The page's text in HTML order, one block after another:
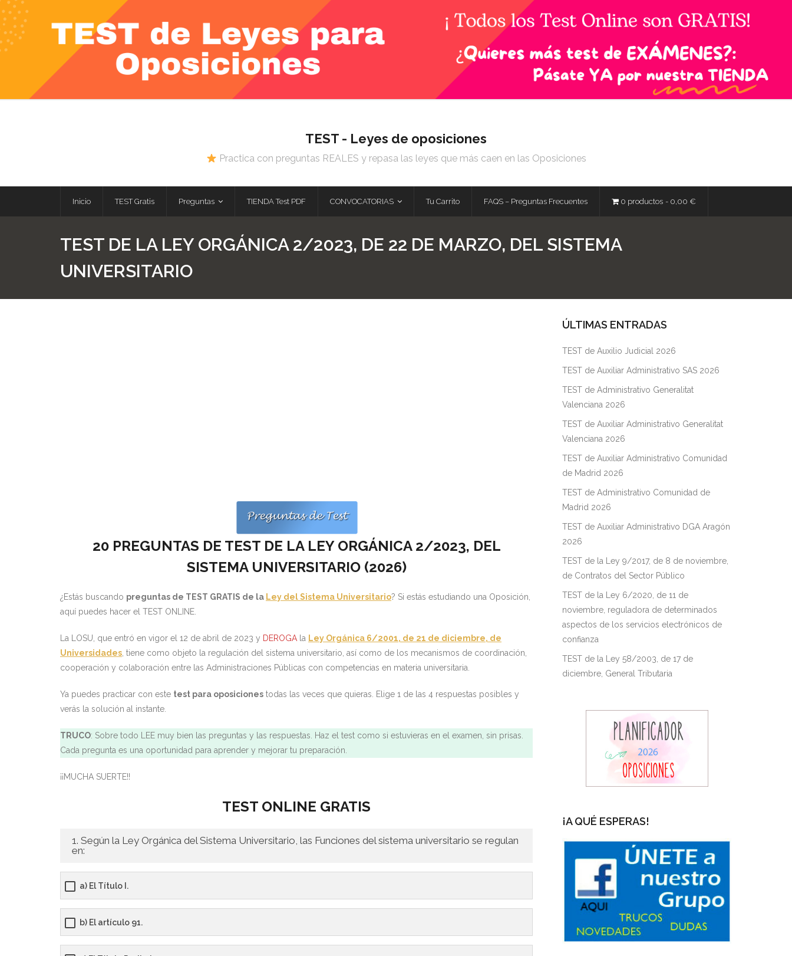
Skip
to
content
TEST - Leyes de oposiciones
Practica con preguntas REALES y repasa las leyes que más caen en las Oposiciones
Inicio TEST Gratis Preguntas TIENDA Test PDF CONVOCATORIAS Tu Carrito FAQS – Preguntas Frecuentes 0 productos 0,00 €
TEST DE LA LEY ORGÁNICA 2/2023, DE 22 DE MARZO, DEL SISTEMA
UNIVERSITARIO
20 PREGUNTAS DE TEST DE LA LEY ORGÁNICA 2/2023, DEL
SISTEMA UNIVERSITARIO (2026)
¿Estás buscando preguntas de TEST GRATIS de la Ley del Sistema Universitario? Si estás estudiando una Oposición,
aquí puedes hacer el TEST ONLINE.
La LOSU, que entró en vigor el 12 de abril de 2023 y DEROGA la Ley Orgánica 6/2001, de 21 de diciembre, de
Universidades , tiene como objeto la regulación del sistema universitario, así como de los mecanismos de coordinación,
cooperación y colaboración entre las Administraciones Públicas con competencias en materia universitaria.
Ya puedes practicar con este test para oposiciones todas las veces que quieras. Elige 1 de las 4 respuestas posibles y
verás la solución al instante.
TRUCO: Sobre todo LEE muy bien las preguntas y las respuestas. Haz el test como si estuvieras en el examen, sin prisas.
Cada pregunta es una oportunidad para aprender y mejorar tu preparación.
¡¡MUCHA SUERTE!!
TEST ONLINE GRATIS
1. Según la Ley Orgánica del Sistema Universitario, las Funciones del sistema universitario se regulan
en:
a) El Título I.
b) El artículo 91.
ÚLTIMAS ENTRADAS
TEST de Auxilio Judicial 2026
TEST de Auxiliar Administrativo SAS 2026
TEST de Administrativo Generalitat
Valenciana 2026
TEST de Auxiliar Administrativo Generalitat
Valenciana 2026
TEST de Auxiliar Administrativo Comunidad
de Madrid 2026
TEST de Administrativo Comunidad de
Madrid 2026
TEST de Auxiliar Administrativo DGA Aragón
2026
TEST de la Ley 9/2017, de 8 de noviembre,
de Contratos del Sector Público
TEST de la Ley 6/2020, de 11 de
noviembre, reguladora de determinados
aspectos de los servicios electrónicos de
confianza
TEST de la Ley 58/2003, de 17 de
diciembre, General Tributaria
¡A QUÉ ESPERAS!